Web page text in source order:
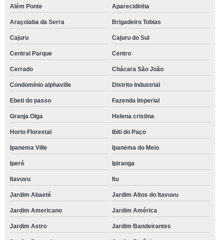
Além Ponte Aparecidinha
Araçoiaba da Serra Brigadeiro Tobias
Cajuru Cajuru do Sul
Central Parque Centro
Cerrado Chácara São João
Condomínio alphaville Distrito Industrial
Ebeti do passo Fazenda Imperial
Granja Olga Helena cristina
Horto Florestal Ibiti do Paço
Ipanema Ville Ipanema do Meio
Iperó Ipiranga
Itavuvu Itu
Jardim Abaeté Jardim Altos do Itavuvu
Jardim Americano Jardim América
Jardim Astro Jardim Bandeirantes